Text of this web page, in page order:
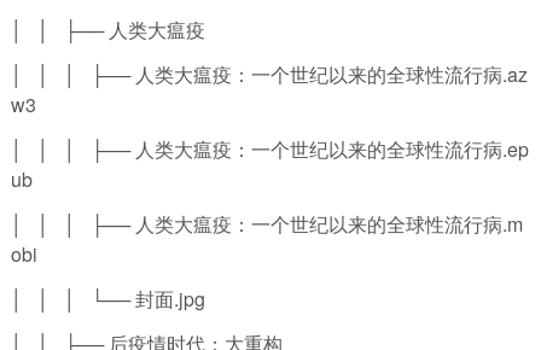
│ │ ├── 人类大瘟疫
│ │ │ ├── 人类大瘟疫：一个世纪以来的全球性流行病.az
w3
│ │ │ ├── 人类大瘟疫：一个世纪以来的全球性流行病.ep
ub
│ │ │ ├── 人类大瘟疫：一个世纪以来的全球性流行病.m
obi
│ │ │ └── 封面.jpg
│ │ ├── 后疫情时代：大重构